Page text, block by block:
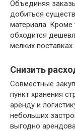
Объединяя
добиться
материала. Кроме
обходится
мелких поставках.
Снизить
Совместные
пункт хранения
аренду и
небольших
выгодно